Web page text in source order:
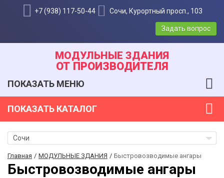
+7 (938) 117-50-44 Сочи, Курортный просп., 103
Задать вопрос
МОДУЛЬНЫЕ ЗДАНИЯ
ОТ ПРОИЗВОДИТЕЛЯ
ПОКАЗАТЬ МЕНЮ
ПОКАЗАТЬ КАТАЛОГ
Сочи
Главная МОДУЛЬНЫЕ ЗДАНИЯ Быстровозводимые ангары
Быстровозводимые ангары